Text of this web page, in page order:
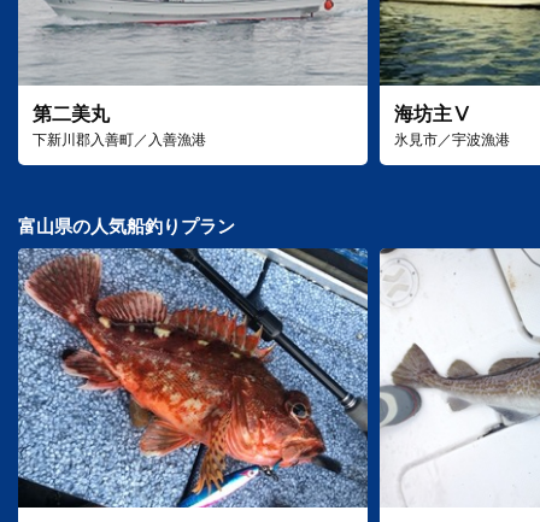
第二美丸
下新川郡入善町／入善漁港
海坊主Ⅴ
氷見市／宇波漁港
富山県の人気船釣りプラン